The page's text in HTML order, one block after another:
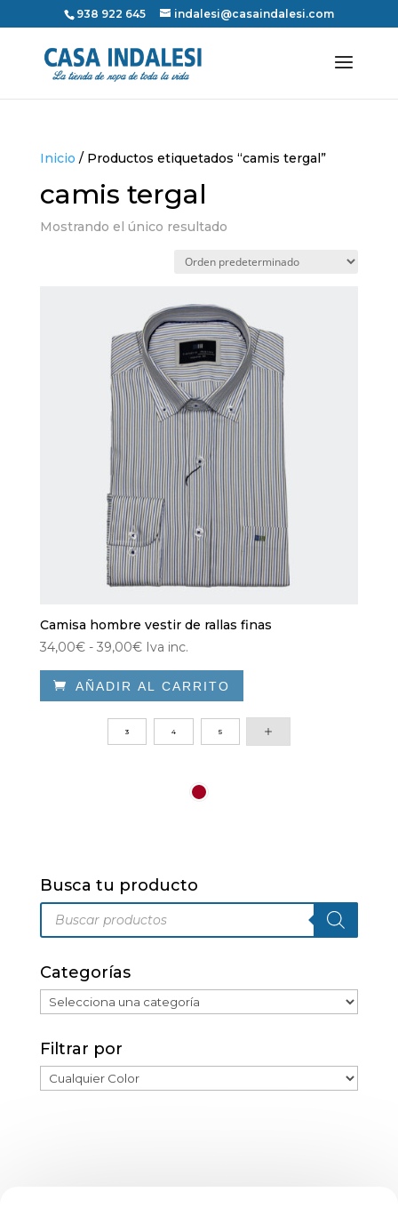
938 922 645 indalesi@casaindalesi.com
Inicio / Productos etiquetados “camis tergal”
camis tergal
Mostrando el único resultado
Camisa hombre vestir de rallas finas
34,00€ - 39,00€Rango
de
precios:
34,00€
hasta
Iva inc.
 AÑADIR AL CARRITO
elegir
la
de
producto
3 4 5
Busca tu producto
Búsqueda
productos
Categorías
Filtrar por